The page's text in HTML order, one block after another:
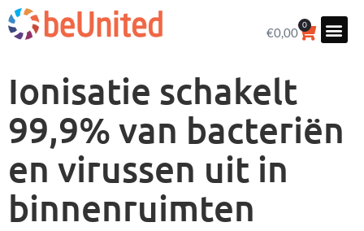
€0,00
0
Ionisatie schakelt
99,9% van bacteriën
en virussen uit in
binnenruimten